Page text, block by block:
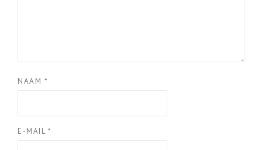
NAAM *
E-MAIL *